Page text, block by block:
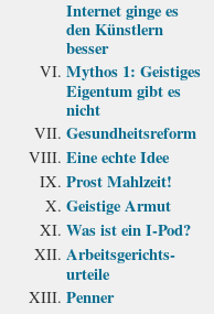
Internet ginge es
den Künstlern
besser
Mythos 1: Geistiges
Eigentum gibt es
nicht
Gesundheits­reform
Eine echte Idee
Prost Mahlzeit!
Geistige Armut
Was ist ein I-Pod?
Arbeits­gerichts­
urteile
Penner